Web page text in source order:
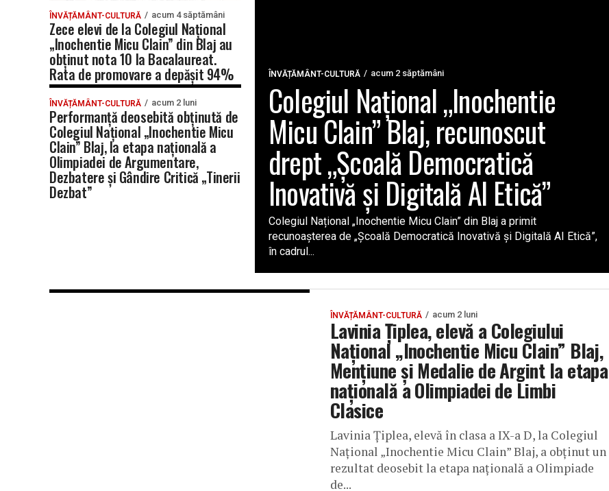
ÎNVĂȚĂMÂNT-CULTURĂ acum 2 săptămâni
Colegiul Național „Inochentie
Micu Clain” Blaj, recunoscut
drept „Școală Democratică
Inovativă și Digitală AI Etică”
Colegiul Național „Inochentie Micu Clain” din Blaj a primit
recunoașterea de „Școală Democratică Inovativă și Digitală AI Etică”,
în cadrul...
ÎNVĂȚĂMÂNT-CULTURĂ acum 4 săptămâni
Zece elevi de la Colegiul Național
„Inochentie Micu Clain” din Blaj au
obținut nota 10 la Bacalaureat.
Rata de promovare a depășit 94%
ÎNVĂȚĂMÂNT-CULTURĂ acum 2 luni
Performanță deosebită obținută de
Colegiul Național „Inochentie Micu
Clain” Blaj, la etapa națională a
Olimpiadei de Argumentare,
Dezbatere și Gândire Critică „Tinerii
Dezbat”
ÎNVĂȚĂMÂNT-CULTURĂ acum 2 luni
Lavinia Țiplea, elevă a Colegiului
Național „Inochentie Micu Clain” Blaj,
Mențiune și Medalie de Argint la etapa
națională a Olimpiadei de Limbi
Clasice
Lavinia Țiplea, elevă în clasa a IX-a D, la Colegiul
Național „Inochentie Micu Clain” Blaj, a obținut un
rezultat deosebit la etapa națională a Olimpiade
de...